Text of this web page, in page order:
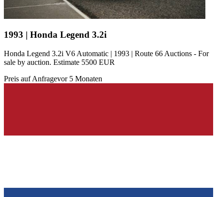
1993 | Honda Legend 3.2i
Honda Legend 3.2i V6 Automatic | 1993 | Route 66 Auctions - For
sale by auction. Estimate 5500 EUR
Preis auf Anfragevor 5 Monaten